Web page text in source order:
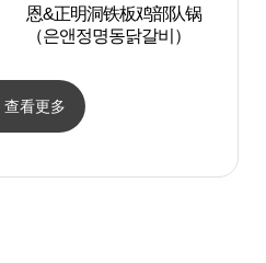
恩&正明洞铁板鸡部队锅
（은앤정명동닭갈비）
查看更多